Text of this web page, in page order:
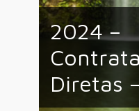
2024 –
Diretas